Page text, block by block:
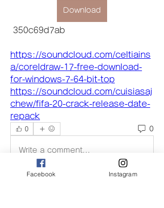
Download
350c69d7ab
https://soundcloud.com/celtiains
a/coreldraw-17-free-download-
for-windows-7-64-bit-top
https://soundcloud.com/cuisiasaj
chew/fifa-20-crack-release-date-
repack
0 0
Write a comment...
Facebook Instagram